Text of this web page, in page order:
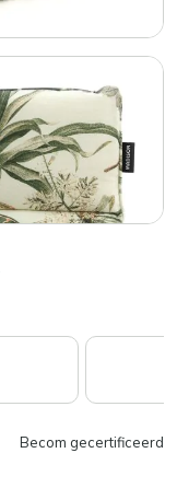
Becom gecertificeerd